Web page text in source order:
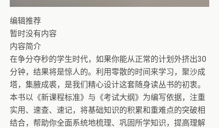
编辑推荐
暂时没有内容
内容简介
在争分夺秒的学生时代，如果你能从正常的计划外挤出30
分钟，结果将是惊人的。利用零散的时间来学习，聚沙成
塔，集腋成裘，是我们精心设计这套随身读丛书的初衷。
本书以《新课程标准》与《考试大纲》为编写依据，注重
实用、速查、速记，将基础知识的积累和重难点的突破相
结合，帮助你全面系统地梳理、巩固所学知识，提高理解